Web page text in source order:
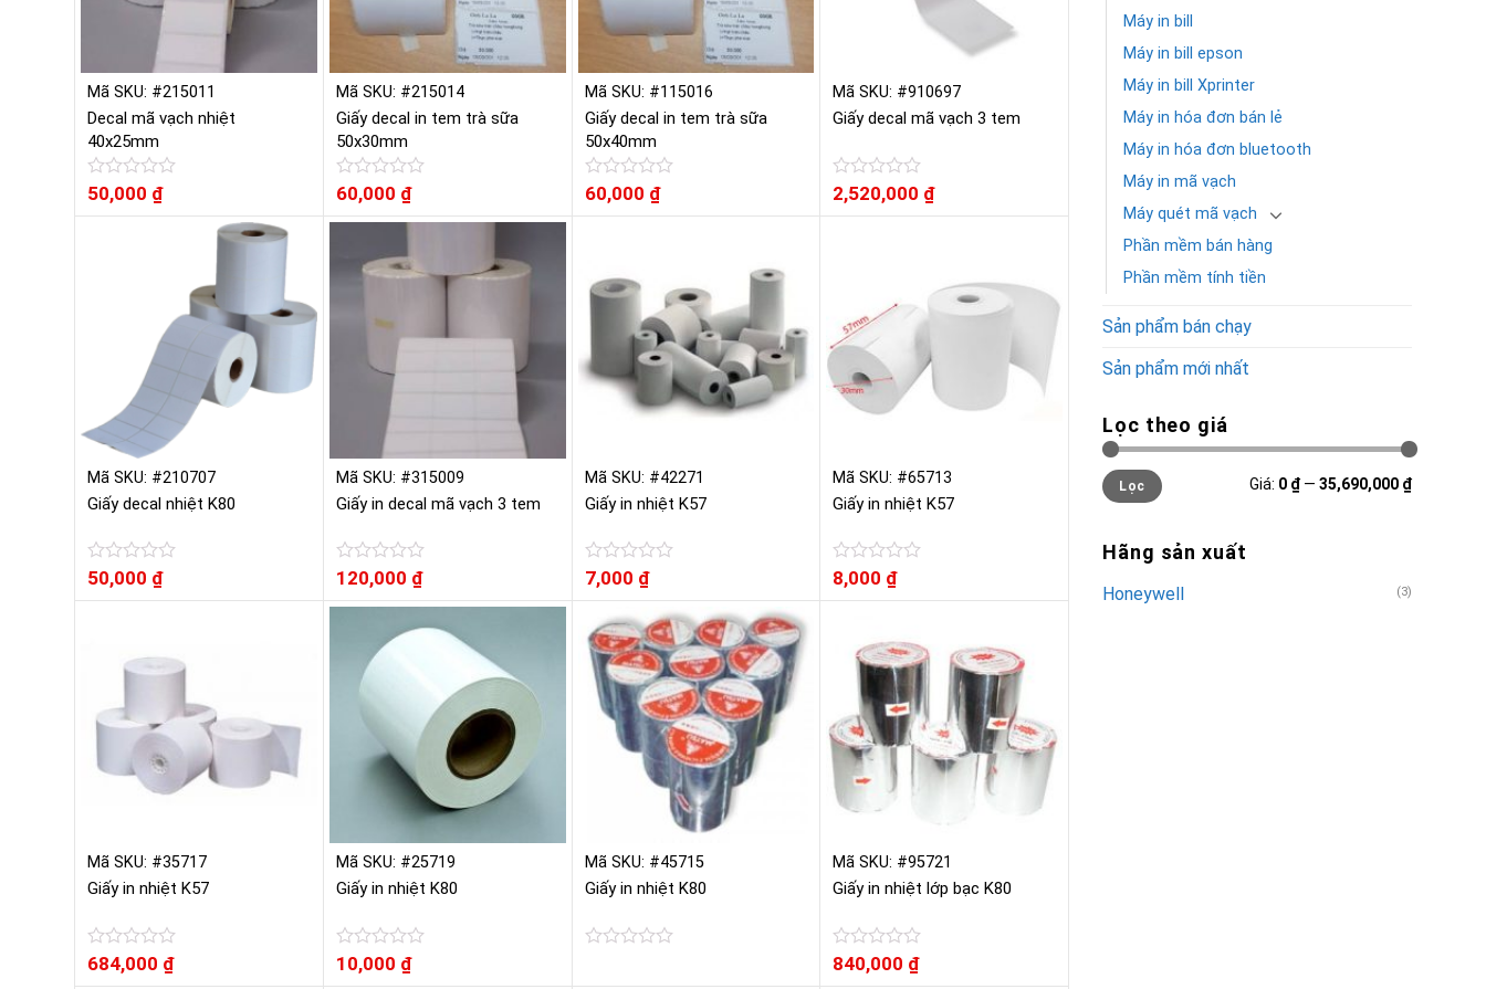
Mã SKU: #215011
Decal mã vạch nhiệt
40x25mm
Được
xếp
50,000 ₫
Mã SKU: #215014
Giấy decal in tem trà sữa
50x30mm
Được
xếp
hạng
60,000 ₫
Mã SKU: #115016
Giấy decal in tem trà sữa
50x40mm
Được
xếp
sao
60,000 ₫
Mã SKU: #910697
Giấy decal mã vạch 3 tem
Được
xếp
2,520,000 ₫
Mã SKU: #210707
Giấy decal nhiệt K80
Được
xếp
50,000 ₫
Mã SKU: #315009
Giấy in decal mã vạch 3 tem
Được
hạng
120,000 ₫
Mã SKU: #42271
Giấy in nhiệt K57
Được
xếp
0
5
sao
7,000 ₫
Mã SKU: #65713
Giấy in nhiệt K57
Được
xếp
sao
8,000 ₫
Mã SKU: #35717
Giấy in nhiệt K57
Được
684,000 ₫
Mã SKU: #25719
Giấy in nhiệt K80
Được
xếp
10,000 ₫
Mã SKU: #45715
Giấy in nhiệt K80
Mã SKU: #95721
Giấy in nhiệt lớp bạc K80
Được
840,000 ₫
Máy in bill
Máy in bill epson
Máy in bill Xprinter
Máy in hóa đơn bán lẻ
Máy in hóa đơn bluetooth
Máy in mã vạch
Máy quét mã vạch
Phần mềm bán hàng
Phần mềm tính tiền
Sản phẩm bán chạy
Sản phẩm mới nhất
Lọc theo giá
Giá
tối
thiểu
Giá
tối
đa
Lọc Giá: 0 ₫— 35,690,000 ₫
Hãng sản xuất
Honeywell (3)